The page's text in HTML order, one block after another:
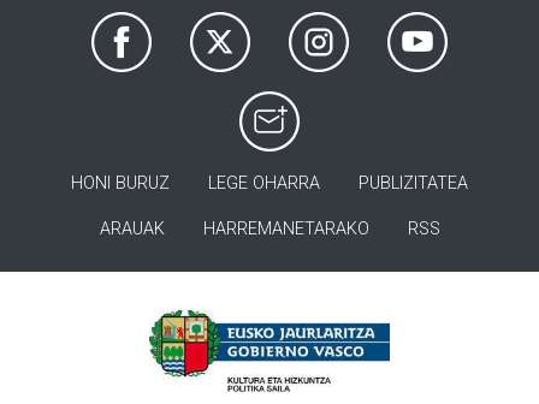
HONI BURUZ LEGE OHARRA PUBLIZITATEA
ARAUAK HARREMANETARAKO RSS